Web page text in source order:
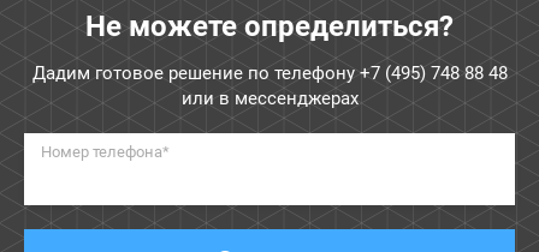
Не можете определиться?
Дадим готовое решение по телефону +7 (495) 748 88 48
или в мессенджерах
Номер телефона*